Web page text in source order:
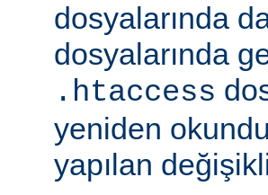
dosyalarında
dosyalarında
.htaccess
yeniden
yapılan